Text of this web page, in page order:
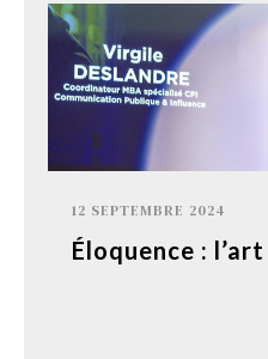
12 SEPTEMBRE 2024
Éloquence :